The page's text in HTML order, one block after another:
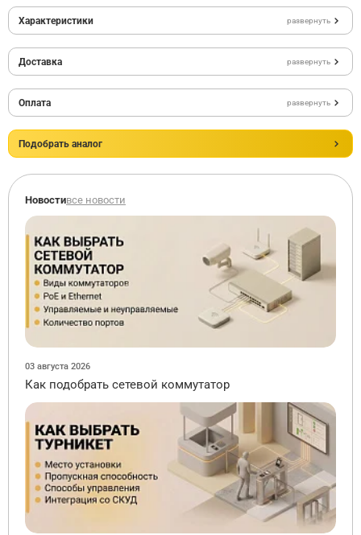
Характеристики развернуть
Доставка развернуть
Оплата развернуть
Подобрать аналог
Новостивсе новости
03 августа 2026
Как подобрать сетевой коммутатор